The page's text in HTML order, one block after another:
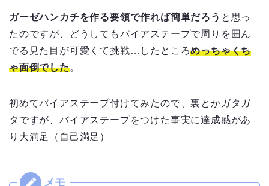
ガーゼハンカチを作る要領で作れば簡単だろう と思っ
たのですが、どうしてもバイアステープで周りを囲ん
でる見た目が可愛くて挑戦…したところめっちゃくち
ゃ面倒でした。
初めてバイアステープ付けてみたので、裏とかガタガ
タですが、バイアステープをつけた事実に達成感があ
り大満足（自己満足）